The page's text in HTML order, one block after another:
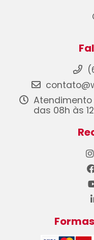
das 08h às